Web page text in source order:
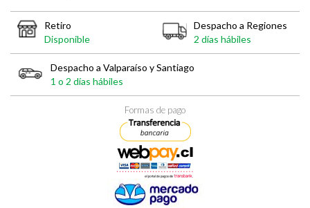
Retiro
Disponible
Despacho a Regiones
2 días hábiles
Despacho a Valparaíso y Santiago
1 o 2 días hábiles
Formas de pago